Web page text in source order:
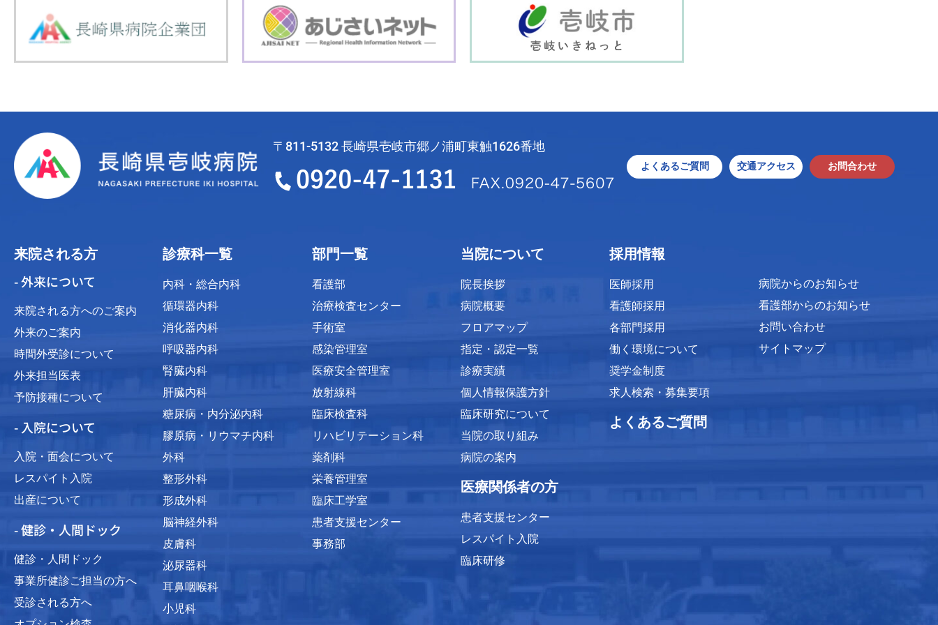
〒811-5132 長崎県壱岐市郷ノ浦町東触1626番地
よくあるご質問 交通アクセス お問合わせ
来院される方
- 外来について
来院される方へのご案内
外来のご案内
時間外受診について
外来担当医表
予防接種について
- 入院について
入院・面会について
レスパイト入院
出産について
- 健診・人間ドック
健診・人間ドック
事業所健診ご担当の方へ
受診される方へ
診療科一覧
内科・総合内科
循環器内科
消化器内科
呼吸器内科
腎臓内科
肝臓内科
糖尿病・内分泌内科
膠原病・リウマチ内科
外科
整形外科
形成外科
脳神経外科
皮膚科
泌尿器科
耳鼻咽喉科
小児科
部門一覧
看護部
治療検査センター
手術室
感染管理室
医療安全管理室
放射線科
臨床検査科
リハビリテーション科
薬剤科
栄養管理室
臨床工学室
患者支援センター
事務部
当院について
院長挨拶
病院概要
フロアマップ
指定・認定一覧
診療実績
個人情報保護方針
臨床研究について
当院の取り組み
病院の案内
医療関係者の方
患者支援センター
レスパイト入院
臨床研修
採用情報
医師採用
看護師採用
各部門採用
働く環境について
奨学金制度
求人検索・募集要項
よくあるご質問
病院からのお知らせ
看護部からのお知らせ
お問い合わせ
サイトマップ